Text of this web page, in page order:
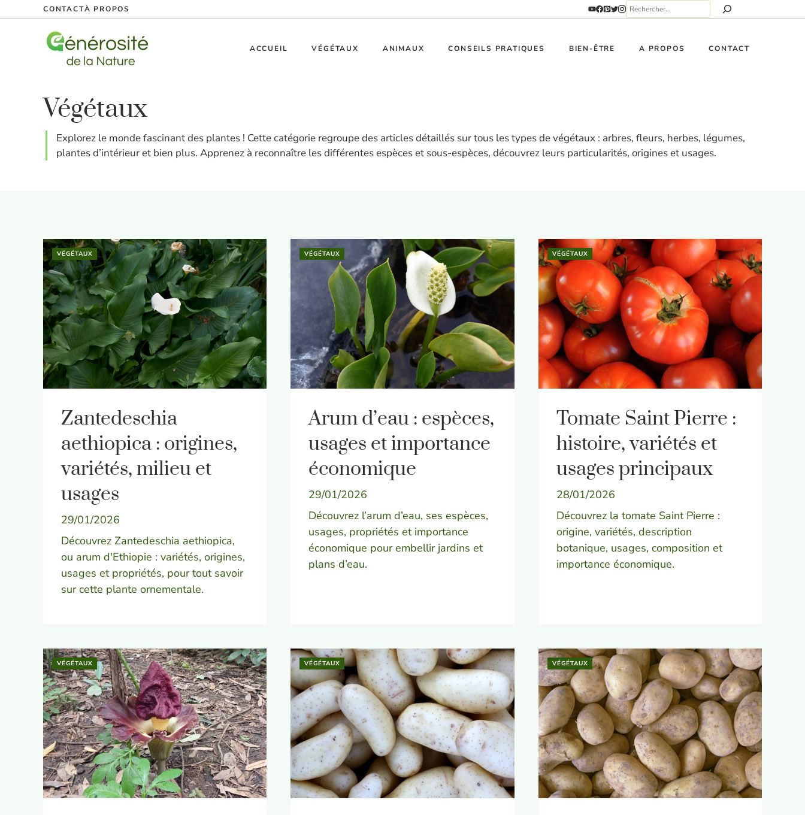
au
CONTACTÀ PROPOS
ACCUEIL VÉGÉTAUX ANIMAUX CONSEILS PRATIQUES BIEN-ÊTRE A PROPOS CONTACT
Végétaux
Explorez le monde fascinant des plantes ! Cette catégorie regroupe des articles détaillés sur tous les types de végétaux : arbres, fleurs, herbes, légumes,
plantes d’intérieur et bien plus. Apprenez à reconnaître les différentes espèces et sous-espèces, découvrez leurs particularités, origines et usages.
VÉGÉTAUX
Zantedeschia
aethiopica : origines,
variétés, milieu et
usages
29/01/2026
Découvrez Zantedeschia aethiopica,
ou arum d'Ethiopie : variétés, origines,
usages et propriétés, pour tout savoir
sur cette plante ornementale.
VÉGÉTAUX
Arum d’eau : espèces,
usages et importance
économique
29/01/2026
Découvrez l’arum d’eau, ses espèces,
usages, propriétés et importance
économique pour embellir jardins et
plans d’eau.
VÉGÉTAUX
Tomate Saint Pierre :
histoire, variétés et
usages principaux
28/01/2026
Découvrez la tomate Saint Pierre :
origine, variétés, description
botanique, usages, composition et
importance économique.
VÉGÉTAUX VÉGÉTAUX VÉGÉTAUX